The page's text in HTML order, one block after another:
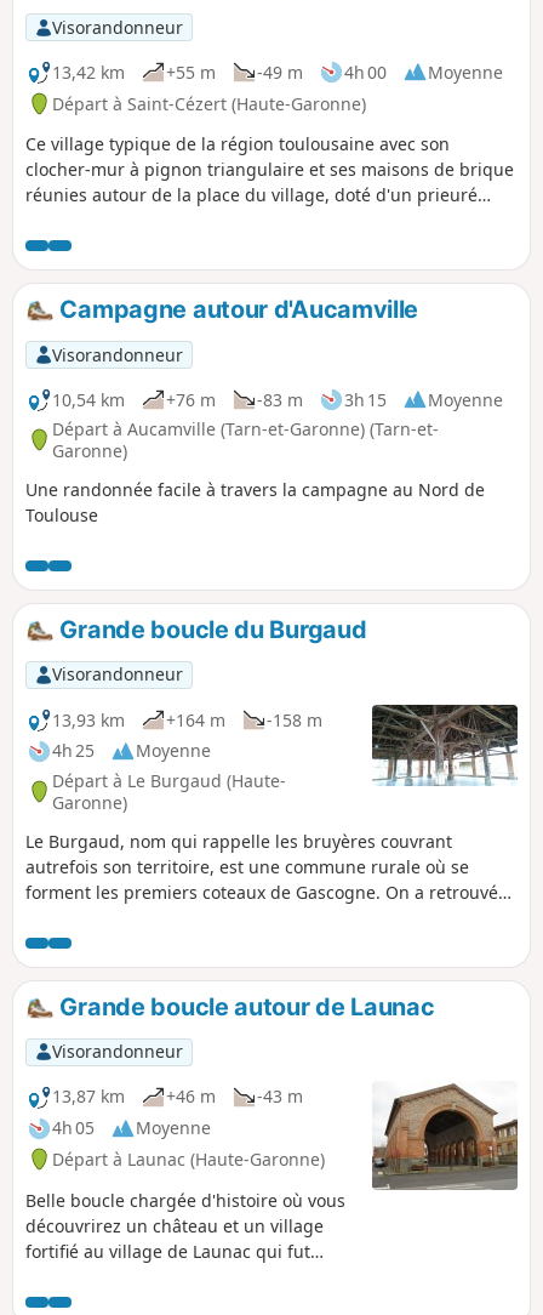
Visorandonneur
13,42 km
+55 m -49 m 4h 00
Moyenne
Départ à Saint-Cézert (Haute-Garonne)
Ce village typique de la région toulousaine avec son
clocher-mur à pignon triangulaire et ses maisons de brique
réunies autour de la place du village, doté d'un prieuré
l’Isle au XIIe siècle. L’église reconstruite au XIXe siècle avec
des briques et galets en « sandwich » était sous le vocable
de Saint-Orens, évêque d’Auch au IVe siècle. À cette
époque, l’abbé Gilard immortalisait les visages des
paroissiens sur les fresques de l’église.
Campagne autour d'Aucamville
Visorandonneur
10,54 km
+76 m -83 m 3h 15
Moyenne
Départ à Aucamville (Tarn-et-Garonne) (Tarn-et-
Garonne)
Une randonnée facile à travers la campagne au Nord de
Toulouse
Grande boucle du Burgaud
Visorandonneur
13,93 km
+164 m
-158 m
4h 25
Moyenne
Départ à Le Burgaud (Haute-
Garonne)
Le Burgaud, nom qui rappelle les bruyères couvrant
autrefois son territoire, est une commune rurale où se
forment les premiers coteaux de Gascogne. On a retrouvé
village. Celui-ci est créé en 1124 grâce au Seigneur
Bertrand de Cobirac qui cède ce territoire aux Chevaliers de
Saint-Jean de Jérusalem qui y tiendront une commanderie
jusqu’en 1789. Le village alors fortifié est ramassé autour de
l’église et de la maison forte des Commande.
Grande boucle autour de Launac
Visorandonneur
13,87 km
+46 m
-43 m
4h 05
Moyenne
Départ à Launac (Haute-Garonne)
Belle boucle chargée d'histoire où vous
découvrirez un château et un village
fortifié au village de Launac qui fut
Palot.